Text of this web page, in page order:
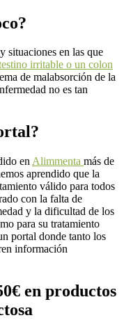
situaciones en las que
irritable o un colon
de malabsorción de la
no es tan
en Alimmenta más de
aprendido que la
válido para todos
con la falta de
y la dificultad de los
para su tratamiento
portal donde tanto los
información
en productos